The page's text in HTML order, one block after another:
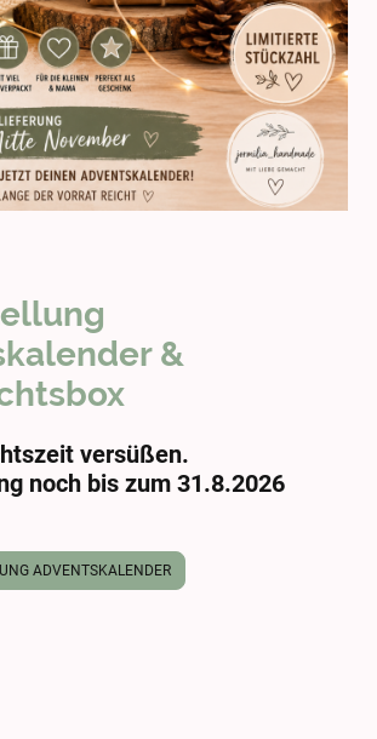
&
versüßen.
noch bis zum 31.8.2026
ADVENTSKALENDER